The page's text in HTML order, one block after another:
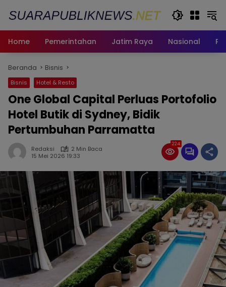
Home
Pemerintahan Jatim Raya Nasional
Beranda Bisnis
Bisnis Hotel & Resto
One Global Capital Perluas Portofolio
Hotel Butik di Sydney, Bidik
Pertumbuhan Parramatta
Redaksi
2 Min Baca
15 Mei 2026 19:33
224